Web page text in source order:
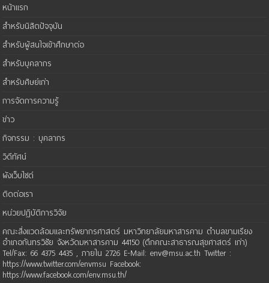
หน้าแรก
สำหรับนิสิตปัจจุบัน
สำหรับผู้สนใจเข้าศึกษาต่อ
สำหรับบุคลากร
สำหรับศิษย์เก่า
การจัดการความรู้
ข่าว
กิจกรรม : บุคลากร
วิดีทัศน์
ผังเว็บไซต์
ติดต่อเรา
หน่วยปฏิบัติการวิจัย
คณะสิ่งแวดล้อมและทรัพยากรศาสตร์ มหาวิทยาลัยมหาสารคาม ตำบลขามเรียง
อำเภอกันทรวิชัย จังหวัดมหาสารคาม 44150 (ตึกคณะสาธารณสุขศาสตร์ เก่า)
Tel/Fax: 66 4375 4435 , ภายใน 2726 E-Mail: env@msu.ac.th Twitter :
https://www.twitter.com/envmsu Facebook:
https://www.facebook.com/env.msu.th/